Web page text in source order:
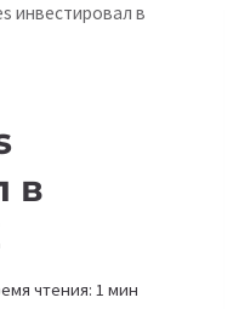
инвестировал в
в
чтения: 1 мин